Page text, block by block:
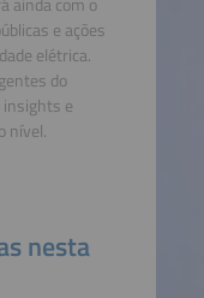
e ações
elétrica.
do
e
nível.
nesta